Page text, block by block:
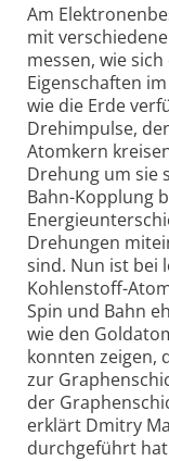
Am
mit
messen, wie
Eigenschaften
wie die Erde
Drehimpulse,
Atomkern
Drehung um sie
Bahn-Kopplung
Drehungen
sind. Nun ist bei
Kohlenstoff-
Spin und Bahn
wie den
konnten zeigen,
zur
der
erklärt Dmitry
durchgeführt